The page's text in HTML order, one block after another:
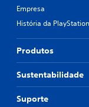
Empresa
História da PlayStation
Produtos
Sustentabilidade
Suporte